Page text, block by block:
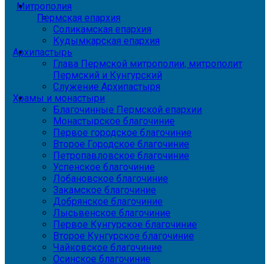
Митрополия
Пермская епархия
Соликамская епархия
Кудымкарская епархия
Архипастырь
Глава Пермской митрополии, митрополит
Пермский и Кунгурский
Служение Архипастыря
Храмы и монастыри
Благочинные Пермской епархии
Монастырское благочиние
Первое городское благочиние
Второе Городское благочиние
Петропавловское благочиние
Успенское благочиние
Лобановское благочиние
Закамское благочиние
Добрянское благочиние
Лысьвенское благочиние
Первое Кунгурское благочиние
Второе Кунгурское благочиние
Чайковское благочиние
Осинское благочиние